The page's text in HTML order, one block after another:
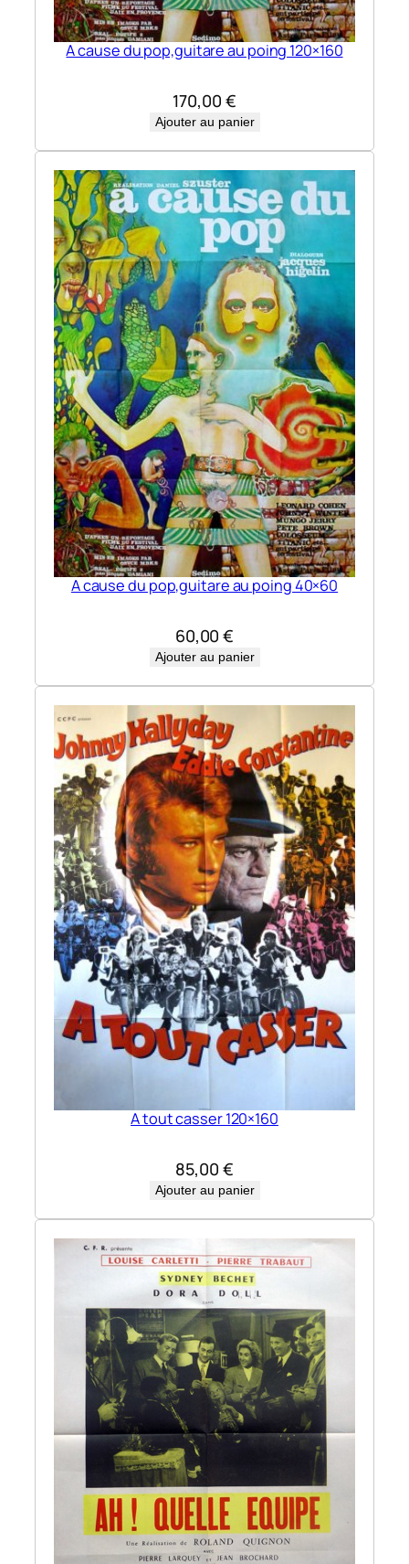
0
A cause du pop,guitare au poing 120×160
170,00 €
Ajouter au panier
A cause du pop,guitare au poing 40×60
60,00€
Ajouter au panier
A tout casser 120×160
85,00 €
Ajouter au panier